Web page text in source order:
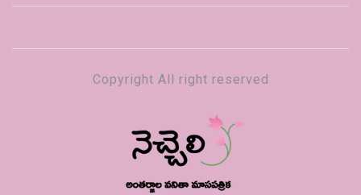
Copyright All right reserved